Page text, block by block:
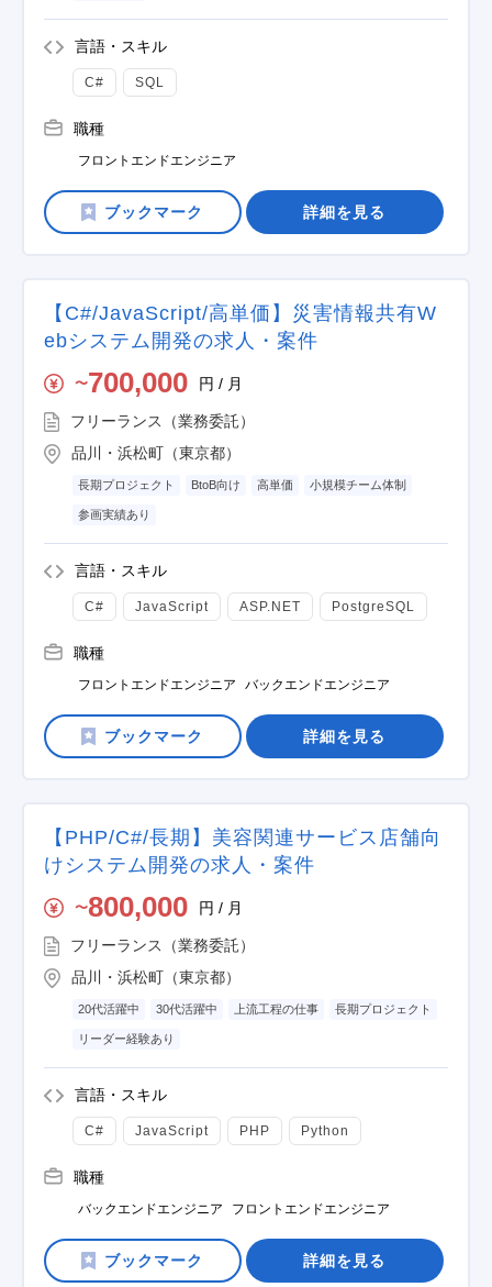
言語・スキル
C# SQL
職種
フロントエンドエンジニア
詳細を見る
【C#/JavaScript/高単価】災害情報共有W
ebシステム開発の求人・案件
〜700,000 円 / 月
フリーランス（業務委託）
品川・浜松町（東京都）
長期プロジェクト BtoB向け 高単価 小規模チーム体制
参画実績あり
言語・スキル
C# JavaScript ASP.NET PostgreSQL
職種
フロントエンドエンジニア バックエンドエンジニア
詳細を見る
【PHP/C#/長期】美容関連サービス店舗向
けシステム開発の求人・案件
〜800,000 円 / 月
フリーランス（業務委託）
品川・浜松町（東京都）
20代活躍中 30代活躍中 上流工程の仕事 長期プロジェクト
リーダー経験あり
言語・スキル
C# JavaScript PHP Python
職種
バックエンドエンジニア フロントエンドエンジニア
詳細を見る